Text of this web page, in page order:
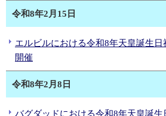
令和8年2月15日
エルビルにおける令和8年天皇誕生
開催
令和8年2月8日
バグダッドにおける令和8年天皇誕